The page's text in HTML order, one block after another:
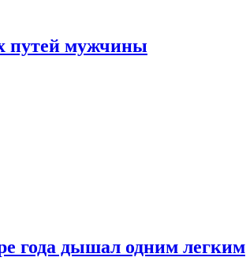
путей мужчины
года дышал одним легким